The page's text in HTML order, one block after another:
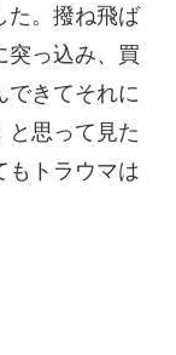
た。撥ね飛ば
突っ込み、買
できてそれに
と思って見た
もトラウマは